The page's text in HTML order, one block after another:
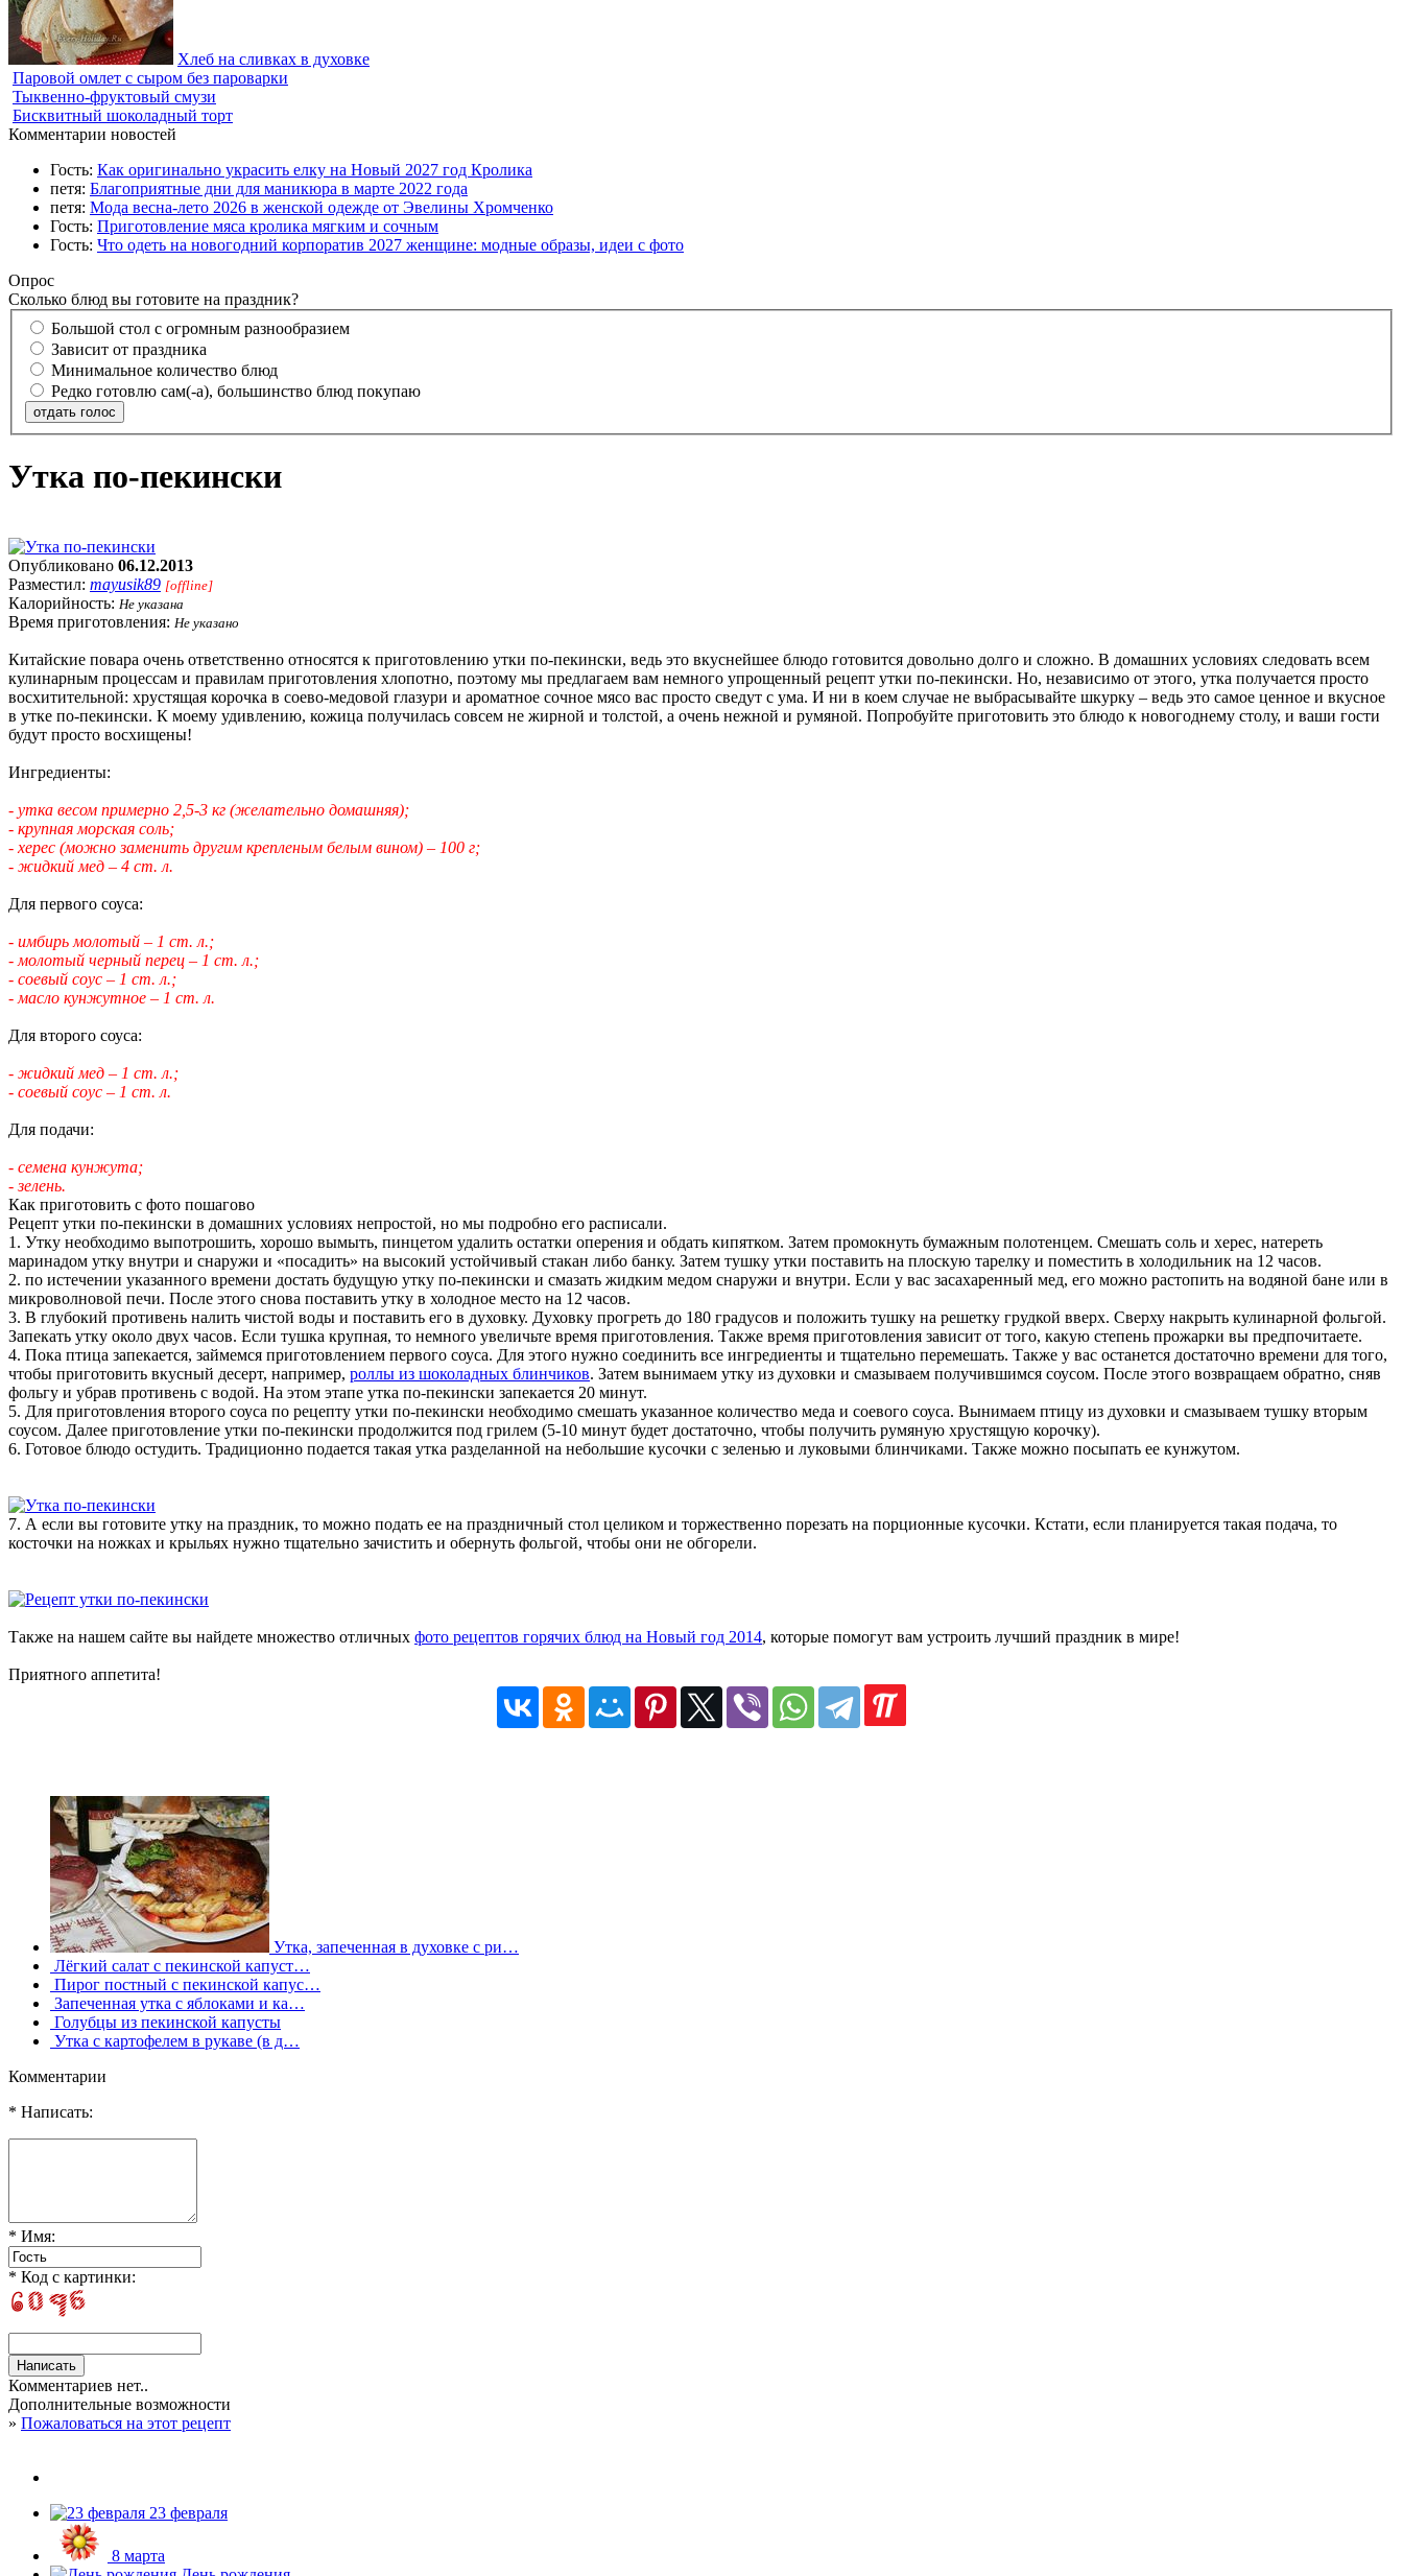
Хлеб на сливках в духовке
Паровой омлет с сыром без пароварки
Тыквенно-фруктовый смузи
Бисквитный шоколадный торт
Комментарии новостей
Гость: Как оригинально украсить елку на Новый 2027 год Кролика
петя: Благоприятные дни для маникюра в марте 2022 года
петя: Мода весна-лето 2026 в женской одежде от Эвелины Хромченко
Гость: Приготовление мяса кролика мягким и сочным
Гость: Что одеть на новогодний корпоратив 2027 женщине: модные образы, идеи с фото
Опрос
Сколько блюд вы готовите на праздник?
Большой стол с огромным разнообразием
Зависит от праздника
Минимальное количество блюд
Редко готовлю сам(-а), большинство блюд покупаю
отдать голос
Утка по-пекински
Опубликовано 06.12.2013
Разместил: mayusik89 [offline]
Калорийность: Не указана
Время приготовления: Не указано
Китайские повара очень ответственно относятся к приготовлению утки по-пекински, ведь это вкуснейшее блюдо готовится довольно долго и сложно. В домашних условиях следовать всем
кулинарным процессам и правилам приготовления хлопотно, поэтому мы предлагаем вам немного упрощенный рецепт утки по-пекински. Но, независимо от этого, утка получается просто
восхитительной: хрустящая корочка в соево-медовой глазури и ароматное сочное мясо вас просто сведут с ума. И ни в коем случае не выбрасывайте шкурку – ведь это самое ценное и вкусное
в утке по-пекински. К моему удивлению, кожица получилась совсем не жирной и толстой, а очень нежной и румяной. Попробуйте приготовить это блюдо к новогоднему столу, и ваши гости
будут просто восхищены!
Ингредиенты:
- утка весом примерно 2,5-3 кг (желательно домашняя);
- крупная морская соль;
- херес (можно заменить другим крепленым белым вином) – 100 г;
- жидкий мед – 4 ст. л.
Для первого соуса:
- имбирь молотый – 1 ст. л.;
- молотый черный перец – 1 ст. л.;
- соевый соус – 1 ст. л.;
- масло кунжутное – 1 ст. л.
Для второго соуса:
- жидкий мед – 1 ст. л.;
- соевый соус – 1 ст. л.
Для подачи:
- семена кунжута;
- зелень.
Как приготовить с фото пошагово
Рецепт утки по-пекински в домашних условиях непростой, но мы подробно его расписали.
1. Утку необходимо выпотрошить, хорошо вымыть, пинцетом удалить остатки оперения и обдать кипятком. Затем промокнуть бумажным полотенцем. Смешать соль и херес, натереть
маринадом утку внутри и снаружи и «посадить» на высокий устойчивый стакан либо банку. Затем тушку утки поставить на плоскую тарелку и поместить в холодильник на 12 часов.
2. по истечении указанного времени достать будущую утку по-пекински и смазать жидким медом снаружи и внутри. Если у вас засахаренный мед, его можно растопить на водяной бане или в
микроволновой печи. После этого снова поставить утку в холодное место на 12 часов.
3. В глубокий противень налить чистой воды и поставить его в духовку. Духовку прогреть до 180 градусов и положить тушку на решетку грудкой вверх. Сверху накрыть кулинарной фольгой.
Запекать утку около двух часов. Если тушка крупная, то немного увеличьте время приготовления. Также время приготовления зависит от того, какую степень прожарки вы предпочитаете.
4. Пока птица запекается, займемся приготовлением первого соуса. Для этого нужно соединить все ингредиенты и тщательно перемешать. Также у вас останется достаточно времени для того,
чтобы приготовить вкусный десерт, например, роллы из шоколадных блинчиков. Затем вынимаем утку из духовки и смазываем получившимся соусом. После этого возвращаем обратно, сняв
фольгу и убрав противень с водой. На этом этапе утка по-пекински запекается 20 минут.
5. Для приготовления второго соуса по рецепту утки по-пекински необходимо смешать указанное количество меда и соевого соуса. Вынимаем птицу из духовки и смазываем тушку вторым
соусом. Далее приготовление утки по-пекински продолжится под грилем (5-10 минут будет достаточно, чтобы получить румяную хрустящую корочку).
6. Готовое блюдо остудить. Традиционно подается такая утка разделанной на небольшие кусочки с зеленью и луковыми блинчиками. Также можно посыпать ее кунжутом.
7. А если вы готовите утку на праздник, то можно подать ее на праздничный стол целиком и торжественно порезать на порционные кусочки. Кстати, если планируется такая подача, то
косточки на ножках и крыльях нужно тщательно зачистить и обернуть фольгой, чтобы они не обгорели.
Также на нашем сайте вы найдете множество отличных фото рецептов горячих блюд на Новый год 2014, которые помогут вам устроить лучший праздник в мире!
Приятного аппетита!
Утка, запеченная в духовке с ри…
Лёгкий салат с пекинской капуст…
Пирог постный с пекинской капус…
Запеченная утка с яблоками и ка…
Голубцы из пекинской капусты
Утка с картофелем в рукаве (в д…
Комментарии
* Написать:
* Имя:
* Код с картинки:
Комментариев нет..
Дополнительные возможности
» Пожаловаться на этот рецепт
23 февраля
8 марта